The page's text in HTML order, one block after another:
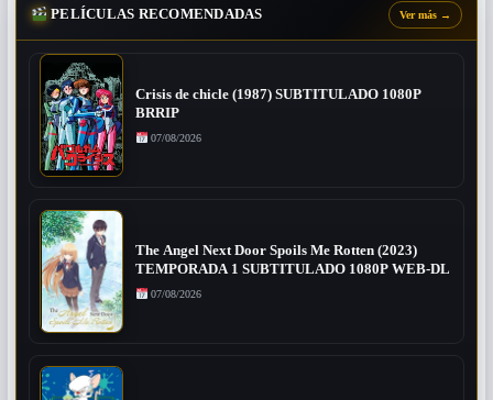
PELÍCULAS RECOMENDADAS Ver más →
Crisis de chicle (1987) SUBTITULADO 1080P
BRRIP
07/08/2026
The Angel Next Door Spoils Me Rotten (2023)
TEMPORADA 1 SUBTITULADO 1080P WEB-DL
07/08/2026